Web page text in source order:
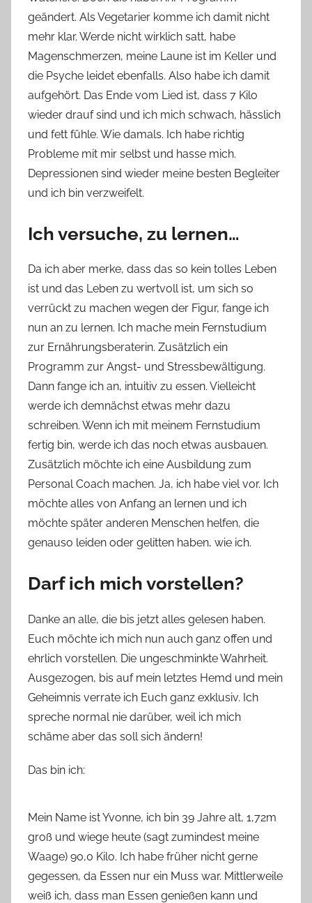
geändert. Als Vegetarier komme ich damit nicht
mehr klar. Werde nicht wirklich satt, habe
Magenschmerzen, meine Laune ist im Keller und
die Psyche leidet ebenfalls. Also habe ich damit
aufgehört. Das Ende vom Lied ist, dass 7 Kilo
wieder drauf sind und ich mich schwach, hässlich
und fett fühle. Wie damals. Ich habe richtig
Probleme mit mir selbst und hasse mich.
Depressionen sind wieder meine besten Begleiter
und ich bin verzweifelt.
Ich versuche, zu lernen…
Da ich aber merke, dass das so kein tolles Leben
ist und das Leben zu wertvoll ist, um sich so
verrückt zu machen wegen der Figur, fange ich
nun an zu lernen. Ich mache mein Fernstudium
zur Ernährungsberaterin. Zusätzlich ein
Programm zur Angst- und Stressbewältigung.
Dann fange ich an, intuitiv zu essen. Vielleicht
werde ich demnächst etwas mehr dazu
schreiben. Wenn ich mit meinem Fernstudium
fertig bin, werde ich das noch etwas ausbauen.
Zusätzlich möchte ich eine Ausbildung zum
Personal Coach machen. Ja, ich habe viel vor. Ich
möchte alles von Anfang an lernen und ich
möchte später anderen Menschen helfen, die
genauso leiden oder gelitten haben, wie ich.
Darf ich mich vorstellen?
Danke an alle, die bis jetzt alles gelesen haben.
Euch möchte ich mich nun auch ganz offen und
ehrlich vorstellen. Die ungeschminkte Wahrheit.
Ausgezogen, bis auf mein letztes Hemd und mein
Geheimnis verrate ich Euch ganz exklusiv. Ich
spreche normal nie darüber, weil ich mich
schäme aber das soll sich ändern!
Das bin ich:
Mein Name ist Yvonne, ich bin 39 Jahre alt, 1,72m
groß und wiege heute (sagt zumindest meine
Waage) 90,0 Kilo. Ich habe früher nicht gerne
gegessen, da Essen nur ein Muss war. Mittlerweile
weiß ich, dass man Essen genießen kann und